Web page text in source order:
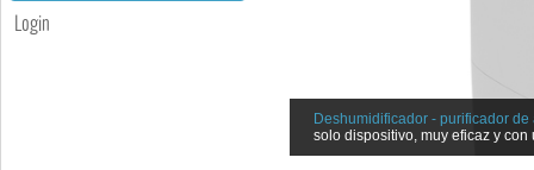
Login
Deshumidificador - purificador
solo dispositivo, muy eficaz y